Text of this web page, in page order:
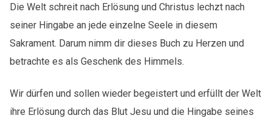
einer
eucharistischen
Erneuerung
Die Welt schreit nach Erlösung und Christus lechzt nach
seiner Hingabe an jede einzelne Seele in diesem
Sakrament. Darum nimm dir dieses Buch zu Herzen und
betrachte es als Geschenk des Himmels.
Wir dürfen und sollen wieder begeistert und erfüllt der Welt
ihre Erlösung durch das Blut Jesu und die Hingabe seines